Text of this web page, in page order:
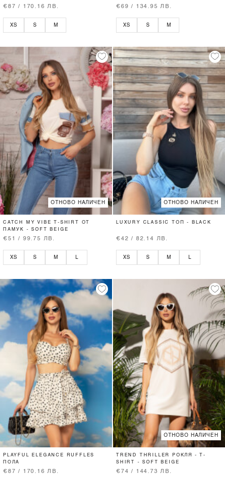
€87 / 170.16 ЛВ.
XS S M
€69 / 134.95 ЛВ.
XS S M
ОТНОВО НАЛИЧЕН
CATCH MY VIBE T-SHIRT ОТ
ПАМУК - SOFT BEIGE
€51 / 99.75 ЛВ.
XS S M L
ОТНОВО НАЛИЧЕН
LUXURY CLASSIC ТОП - BLACK
€42 / 82.14 ЛВ.
XS S M L
PLAYFUL ELEGANCE RUFFLES
ПОЛА
€87 / 170.16 ЛВ.
ОТНОВО НАЛИЧЕН
TREND THRILLER РОКЛЯ - T-
SHIRT - SOFT BEIGE
€74 / 144.73 ЛВ.